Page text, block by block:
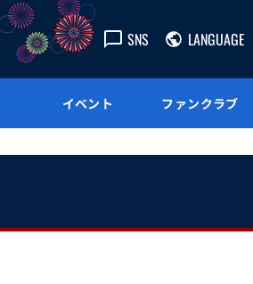
SNS LANGUAGE
イベント ファンクラブ